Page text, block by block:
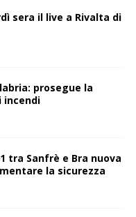
sera il live a Rivalta di
prosegue la
incendi
tra Sanfrè e Bra nuova
la sicurezza